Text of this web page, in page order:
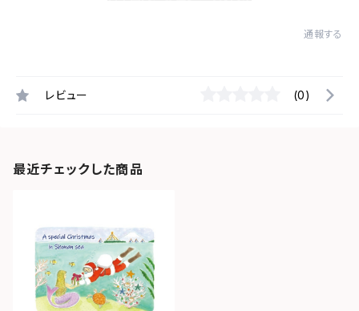
通報する
レビュー (0)
最近チェックした商品